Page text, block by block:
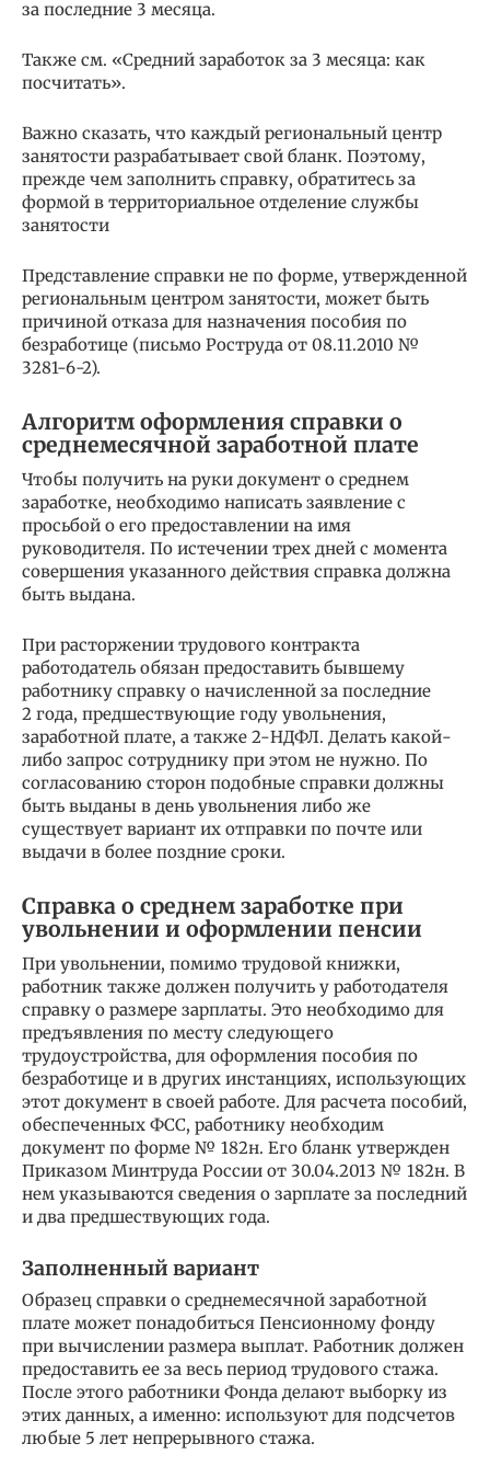
за последние 3 месяца.
Также см. «Средний заработок за 3 месяца: как
посчитать».
Важно сказать, что каждый региональный центр
занятости разрабатывает свой бланк. Поэтому,
прежде чем заполнить справку, обратитесь за
формой в территориальное отделение службы
занятости
Представление справки не по форме, утвержденной
региональным центром занятости, может быть
причиной отказа для назначения пособия по
безработице (письмо Роструда от 08.11.2010 №
3281-6-2).
Алгоритм оформления справки о
среднемесячной заработной плате
Чтобы получить на руки документ о среднем
заработке, необходимо написать заявление с
просьбой о его предоставлении на имя
руководителя. По истечении трех дней с момента
совершения указанного действия справка должна
быть выдана.
При расторжении трудового контракта
работодатель обязан предоставить бывшему
работнику справку о начисленной за последние
2 года, предшествующие году увольнения,
заработной плате, а также 2-НДФЛ. Делать какой-
либо запрос сотруднику при этом не нужно. По
согласованию сторон подобные справки должны
быть выданы в день увольнения либо же
существует вариант их отправки по почте или
выдачи в более поздние сроки.
Справка о среднем заработке при
увольнении и оформлении пенсии
При увольнении, помимо трудовой книжки,
работник также должен получить у работодателя
справку о размере зарплаты. Это необходимо для
предъявления по месту следующего
трудоустройства, для оформления пособия по
безработице и в других инстанциях, использующих
этот документ в своей работе. Для расчета пособий,
обеспеченных ФСС, работнику необходим
документ по форме № 182н. Его бланк утвержден
Приказом Минтруда России от 30.04.2013 № 182н. В
нем указываются сведения о зарплате за последний
и два предшествующих года.
Заполненный вариант
Образец справки о среднемесячной заработной
плате может понадобиться Пенсионному фонду
при вычислении размера выплат. Работник должен
предоставить ее за весь период трудового стажа.
После этого работники Фонда делают выборку из
этих данных, а именно: используют для подсчетов
любые 5 лет непрерывного стажа.